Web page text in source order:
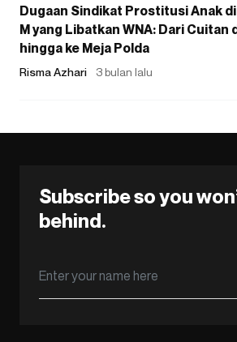
Dugaan Sindikat Prostitusi Anak
M yang Libatkan WNA: Dari Cuitan
hingga ke Meja Polda
Risma Azhari 3 bulan lalu
Subscribe so you
behind.